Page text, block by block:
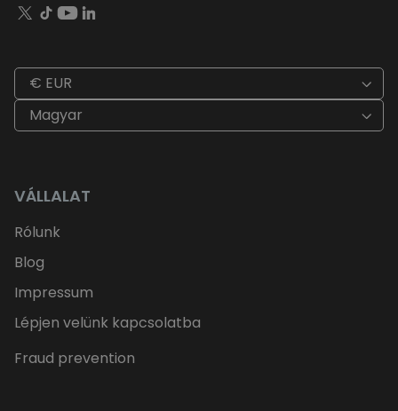
€ EUR
Magyar
VÁLLALAT
Rólunk
Blog
Impressum
Lépjen velünk kapcsolatba
Fraud prevention